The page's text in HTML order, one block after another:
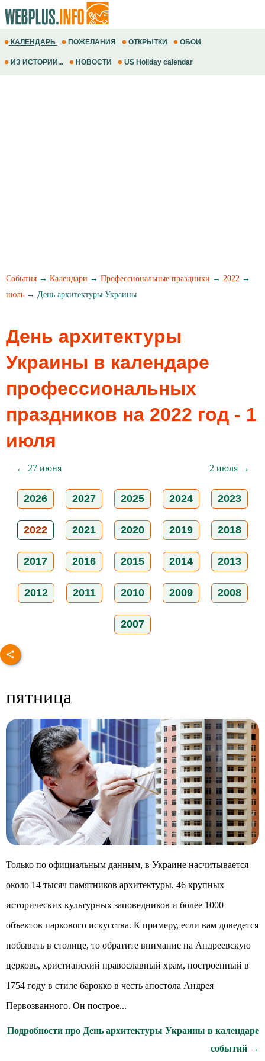
КАЛЕНДАРЬ ПОЖЕЛАНИЯ ОТКРЫТКИ ОБОИ
ИЗ ИСТОРИИ... НОВОСТИ US Holiday calendar
События → Календари → Профессиональные праздники → 2022 →
июль → День архитектуры Украины
День архитектуры
Украины в календаре
профессиональных
праздников на 2022 год - 1
июля
← 27 июня 2 июля →
2026 2027 2025 2024 2023
2022 2021 2020 2019 2018
2017 2016 2015 2014 2013
2012 2011 2010 2009 2008
2007
пятница
Только по официальным данным, в Украине насчитывается
около 14 тысяч памятников архитектуры, 46 крупных
исторических культурных заповедников и более 1000
объектов паркового искусства. К примеру, если вам доведется
побывать в столице, то обратите внимание на Андреевскую
церковь, христианский православный храм, построенный в
1754 году в стиле барокко в честь апостола Андрея
Первозванного. Он построе...
Подробности про День архитектуры Украины в календаре
событий →